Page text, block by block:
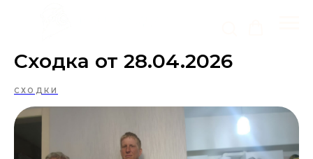
Сходка от 28.04.2026
СХОДКИ